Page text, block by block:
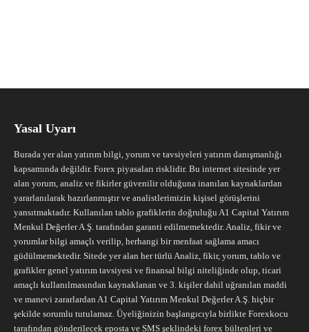
Yasal Uyarı
Burada yer alan yatırım bilgi, yorum ve tavsiyeleri yatırım danışmanlığı
kapsamında değildir. Forex piyasaları risklidir. Bu internet sitesinde yer
alan yorum, analiz ve fikirler güvenilir olduğuna inanılan kaynaklardan
yararlanılarak hazırlanmıştır ve analistlerimizin kişisel görüşlerini
yansıtmaktadır. Kullanılan tablo grafiklerin doğruluğu A1 Capital Yatırım
Menkul Değerler A.Ş. tarafından garanti edilmemektedir. Analiz, fikir ve
yorumlar bilgi amaçlı verilip, herhangi bir menfaat sağlama amacı
güdülmemektedir. Sitede yer alan her türlü Analiz, fikir, yorum, tablo ve
grafikler genel yatırım tavsiyesi ve finansal bilgi niteliğinde olup, ticari
amaçlı kullanılmasından kaynaklanan ve 3. kişiler dahil uğranılan maddi
ve manevi zararlardan A1 Capital Yatırım Menkul Değerler A.Ş. hiçbir
şekilde sorumlu tutulamaz. Üyeliğinizin başlangıcıyla birlikte Forexkocu
tarafından gönderilecek eposta ve SMS şeklindeki forex bültenleri ve